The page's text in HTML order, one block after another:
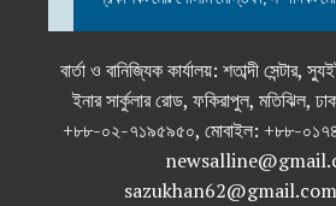
বার্তা ও বানিজ্যিক কার্যালয়: শতাব্দী
ইনার সার্কুলার রোড, ফকিরাপুল, মতিঝিল,
+৮৮-০২-৭১৯৫৯৫০, মোবাইল: +৮৮-
sazukhan62@gmail.com,